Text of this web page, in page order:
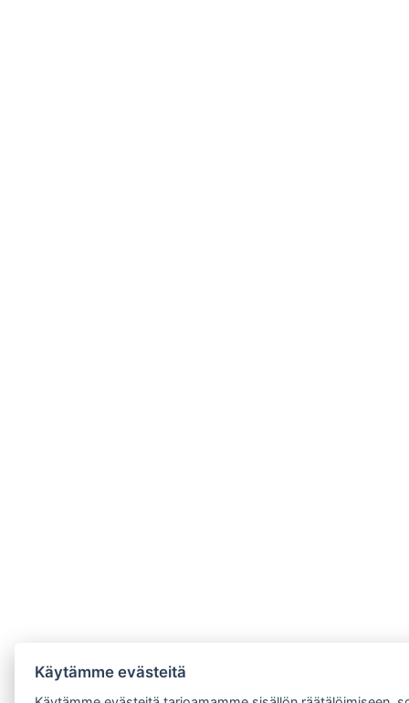
Käytämme evästeitä